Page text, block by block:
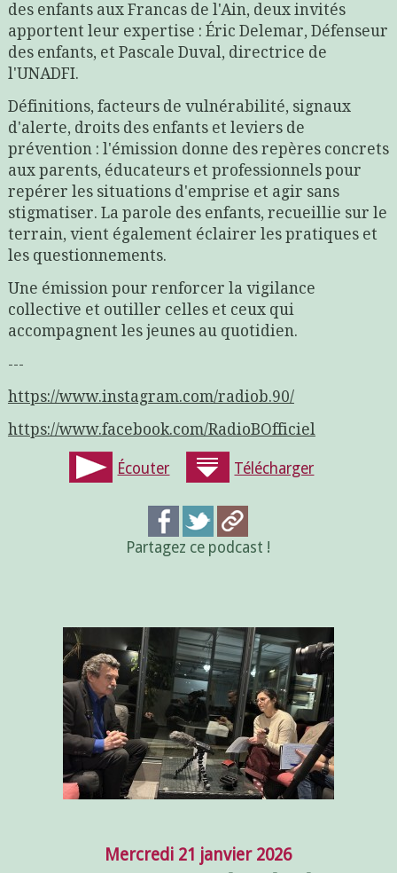
des enfants aux Francas de l'Ain, deux invités
apportent leur expertise : Éric Delemar, Défenseur
des enfants, et Pascale Duval, directrice de
l'UNADFI.
Définitions, facteurs de vulnérabilité, signaux
d'alerte, droits des enfants et leviers de
prévention : l'émission donne des repères concrets
aux parents, éducateurs et professionnels pour
repérer les situations d'emprise et agir sans
stigmatiser. La parole des enfants, recueillie sur le
terrain, vient également éclairer les pratiques et
les questionnements.
Une émission pour renforcer la vigilance
collective et outiller celles et ceux qui
accompagnent les jeunes au quotidien.
---
https://www.instagram.com/radiob.90/
https://www.facebook.com/RadioBOfficiel
Écouter Télécharger
Partagez ce podcast !
Mercredi 21 janvier 2026